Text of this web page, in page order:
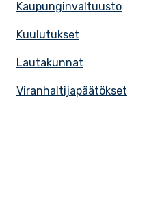
Kaupunginvaltuusto
Kuulutukset
Lautakunnat
Viranhaltijapäätökset